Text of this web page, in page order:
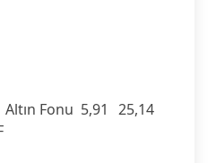
Altın Fonu 5,91 25,14